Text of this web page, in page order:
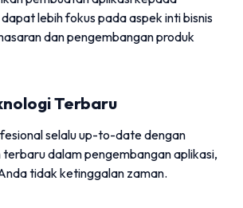
lebih fokus pada aspek inti bisnis
dan pengembangan produk
Terbaru
selalu up-to-date dengan
dalam pengembangan aplikasi,
tidak ketinggalan zaman.